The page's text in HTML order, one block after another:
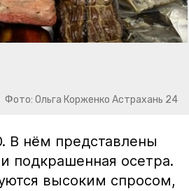
Фото: Ольга Корженко Астрахань 24
В нём представлены
подкрашенная осетра.
высоким спросом,